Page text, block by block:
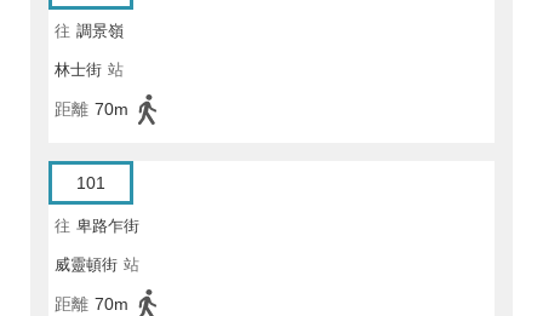
往 調景嶺
林士街 站
距離 70m
101
往 卑路乍街
威靈頓街 站
距離 70m